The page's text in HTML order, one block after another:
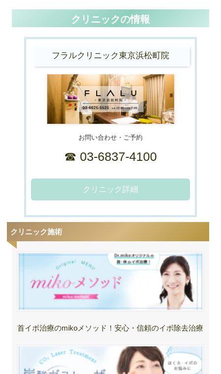
クリニックの情報
フラルクリニック東京浜松町院
お問い合わせ・ご予約
☎ 03-6837-4100
クリニック詳細
クリニック施術
首イボ治療のmikoメソッド！安心・信頼のイボ除去治療